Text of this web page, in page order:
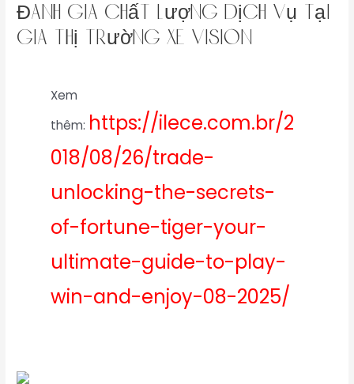
Đánh Giá Chất Lượng Dịch Vụ Tại
giá thị trường xe vision
Xem
thêm: https://ilece.com.br/2
018/08/26/trade-
unlocking-the-secrets-
of-fortune-tiger-your-
ultimate-guide-to-play-
win-and-enjoy-08-2025/